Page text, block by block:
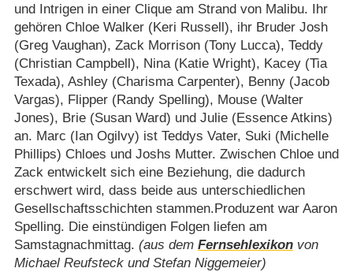
und Intrigen in einer Clique am Strand von Malibu. Ihr
gehören Chloe Walker (Keri Russell), ihr Bruder Josh
(Greg Vaughan), Zack Morrison (Tony Lucca), Teddy
(Christian Campbell), Nina (Katie Wright), Kacey (Tia
Texada), Ashley (Charisma Carpenter), Benny (Jacob
Vargas), Flipper (Randy Spelling), Mouse (Walter
Jones), Brie (Susan Ward) und Julie (Essence Atkins)
an. Marc (Ian Ogilvy) ist Teddys Vater, Suki (Michelle
Phillips) Chloes und Joshs Mutter. Zwischen Chloe und
Zack entwickelt sich eine Beziehung, die dadurch
erschwert wird, dass beide aus unterschiedlichen
Gesellschaftsschichten stammen.Produzent war Aaron
Spelling. Die einstündigen Folgen liefen am
Samstagnachmittag. (aus dem Fernsehlexikonvon
Michael Reufsteck und Stefan Niggemeier)